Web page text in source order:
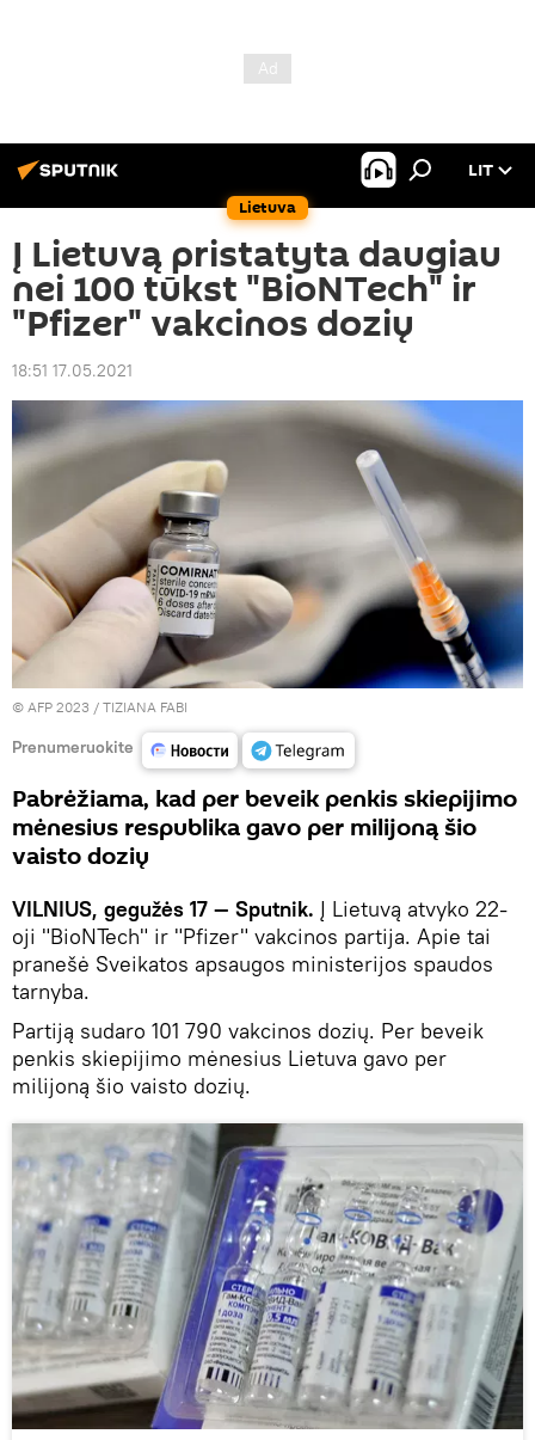
Lietuva
LIT
Į Lietuvą pristatyta daugiau
nei 100 tūkst "BioNTech" ir
"Pfizer" vakcinos dozių
18:51 17.05.2021
© AFP 2023 / TIZIANA FABI
Prenumeruokite
Pabrėžiama, kad per beveik penkis skiepijimo
mėnesius respublika gavo per milijoną šio
vaisto dozių
VILNIUS, gegužės 17 — Sputnik. Į Lietuvą atvyko 22-
oji "BioNTech" ir "Pfizer" vakcinos partija. Apie tai
pranešė Sveikatos apsaugos ministerijos spaudos
tarnyba.
Partiją sudaro 101 790 vakcinos dozių. Per beveik
penkis skiepijimo mėnesius Lietuva gavo per
milijoną šio vaisto dozių.